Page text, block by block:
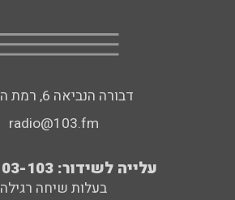
דבורה הנביאה 6, רמת השרון
radio@103.fm
עלייה לשידור: 0552-103-103
בעלות שיחה רגילה